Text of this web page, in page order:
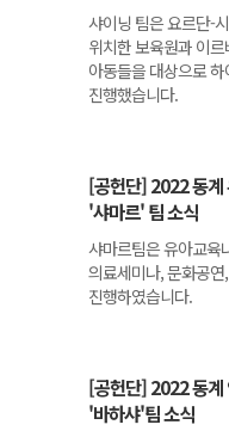
샤이닝 팀은 요르단-
위치한 보육원과 이
아동들을 대상으로
진행했습니다.
[공헌단] 2022 동계
'샤마르' 팀 소식
샤마르팀은 유아교육
의료세미나, 문화공
진행하였습니다.
[공헌단] 2022 동계
'바하샤'팀 소식